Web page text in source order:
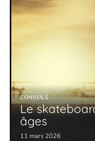
CONSEILS
Le
âges
11 mars 2026